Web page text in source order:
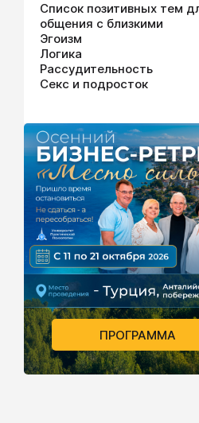
Список позитивных тем
общения с близкими
Эгоизм
Логика
Рассудительность
Секс и подросток
ПРОГРАММА